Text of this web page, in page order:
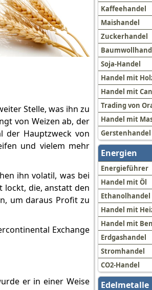
Kaffeehandel
Maishandel
Zuckerhandel
Soja-Handel
Handel mit
Handel mit
Trading von
Handel mit
Gerstenhandel
Energien
Energieführer
Handel mit Öl
Ethanolhandel
Handel mit
Handel mit
Erdgashandel
Stromhandel
CO2-Handel
Edelmetalle
Stelle, was ihn zu
von Weizen ab, der
der Hauptzweck von
und vielem mehr
ihn volatil, was bei
lockt, die, anstatt den
um daraus Profit zu
Exchange
er in einer Weise